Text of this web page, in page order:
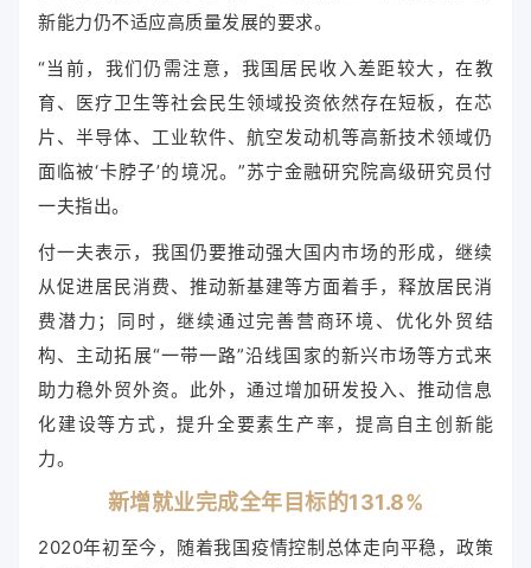
新能力仍不适应高质量发展的要求。
“当前，我们仍需注意，我国居民收入差距较大，在教
育、医疗卫生等社会民生领域投资依然存在短板，在芯
片、半导体、工业软件、航空发动机等高新技术领域仍
面临被‘卡脖子’的境况。”苏宁金融研究院高级研究员付
一夫指出。
付一夫表示，我国仍要推动强大国内市场的形成，继续
从促进居民消费、推动新基建等方面着手，释放居民消
费潜力；同时，继续通过完善营商环境、优化外贸结
构、主动拓展“一带一路”沿线国家的新兴市场等方式来
助力稳外贸外资。此外，通过增加研发投入、推动信息
化建设等方式，提升全要素生产率，提高自主创新能
力。
新增就业完成全年目标的131.8%
2020年初至今，随着我国疫情控制总体走向平稳，政策